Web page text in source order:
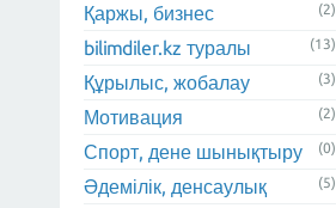
Қаржы, бизнес (2)
bilimdiler.kz туралы (13)
Құрылыс, жобалау (3)
Мотивация (2)
Спорт, дене шынықтыру (0)
Әдемілік, денсаулық (5)